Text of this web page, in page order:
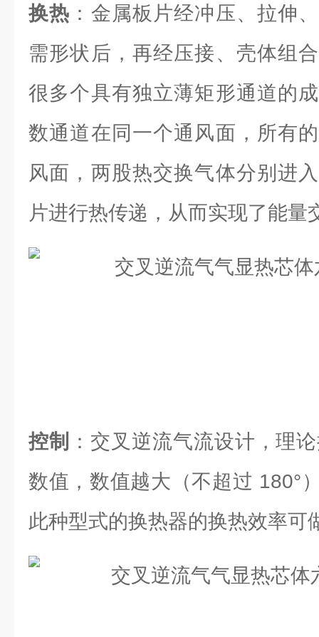
换热 ：金属板片经冲压、拉伸
需形状后，再经压接、壳体组
很多个具有独立薄矩形通道的
数通道在同一个通风面，所有
风面，两股热交换气体分别进
片进行热传递，从而实现了能量
控制
：交叉逆流气流设计，理
数值，数值越大（不超过 180°
此种型式的换热器的换热效率可